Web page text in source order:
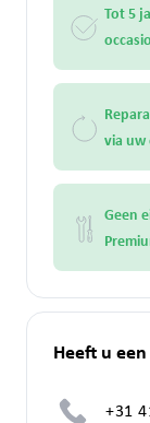
Tot 5
via uw
Geen
Heeft u
+31